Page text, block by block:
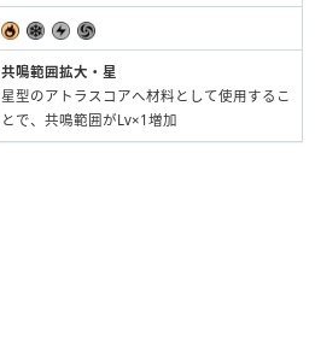
共鳴範囲拡大・星
星型のアトラスコアへ材料として使用するこ
とで、共鳴範囲がLv×1増加